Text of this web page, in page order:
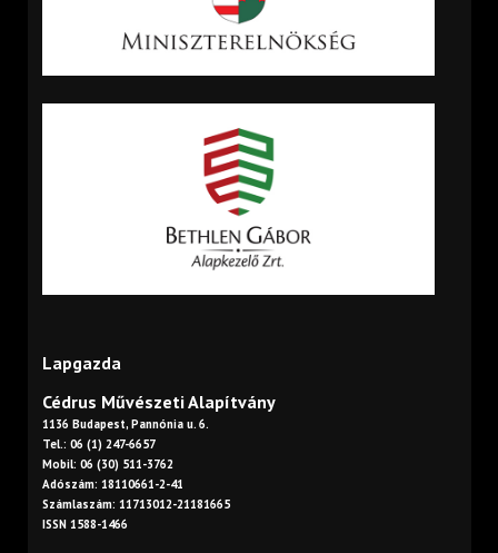
Lapgazda
Cédrus Művészeti Alapítvány
1136 Budapest, Pannónia u. 6.
Tel.: 06 (1) 247-6657
Mobil: 06 (30) 511-3762
Adószám: 18110661-2-41
Számlaszám: 11713012-21181665
ISSN 1588-1466